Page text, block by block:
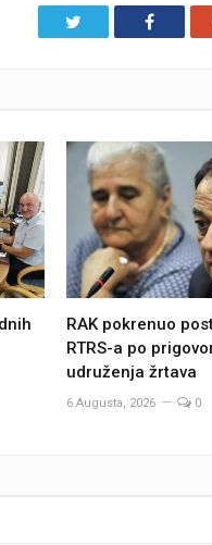
RAK pokrenuo
RTRS-a po
udruženja žrtava
6 Augusta, 2026 0